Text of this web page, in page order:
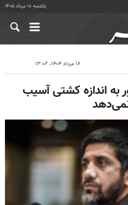
یکشنبه ۱۸ مرداد ۱۴۰۵
۱۶ مرداد ۱۴۰۴، ۱۳:۰۲
اندازه کشتی آسیب